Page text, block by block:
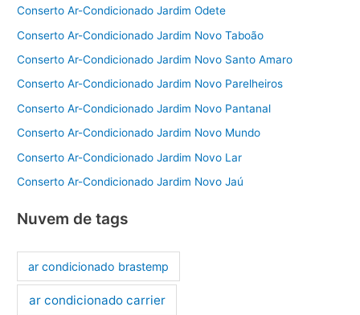
Conserto Ar-Condicionado Jardim Odete
Conserto Ar-Condicionado Jardim Novo Taboão
Conserto Ar-Condicionado Jardim Novo Santo Amaro
Conserto Ar-Condicionado Jardim Novo Parelheiros
Conserto Ar-Condicionado Jardim Novo Pantanal
Conserto Ar-Condicionado Jardim Novo Mundo
Conserto Ar-Condicionado Jardim Novo Lar
Conserto Ar-Condicionado Jardim Novo Jaú
Nuvem de tags
ar condicionado brastemp
ar condicionado carrier